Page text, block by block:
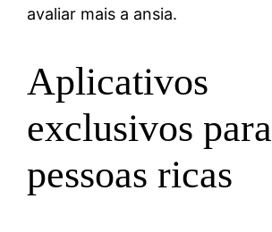
avaliar mais a ansia.
Aplicativos
exclusivos para
pessoas ricas